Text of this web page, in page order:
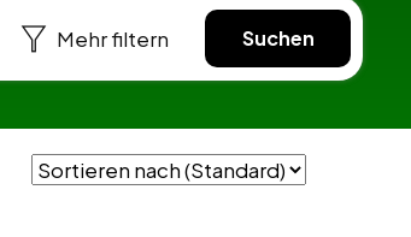
Mehr filtern Suchen